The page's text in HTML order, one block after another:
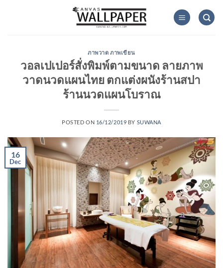
ภาพวาด ภาพเขียน
วอลเปเปอร์สั่งพิมพ์ตามขนาด ลายภาพ
วาดนวดแผนไทย ตกแต่งผนังร้านสปา
ร้านนวดแผนโบราณ
POSTED ON 16/12/2019 BY SUWANA
16
Dec